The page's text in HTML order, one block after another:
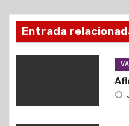
ó
n
e
Entrada